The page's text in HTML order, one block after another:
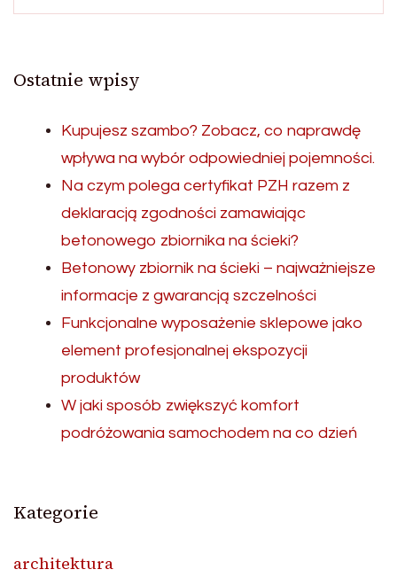
Ostatnie wpisy
Kupujesz szambo? Zobacz, co naprawdę
wpływa na wybór odpowiedniej pojemności.
Na czym polega certyfikat PZH razem z
deklaracją zgodności zamawiając
betonowego zbiornika na ścieki?
Betonowy zbiornik na ścieki – najważniejsze
informacje z gwarancją szczelności
Funkcjonalne wyposażenie sklepowe jako
element profesjonalnej ekspozycji
produktów
W jaki sposób zwiększyć komfort
podróżowania samochodem na co dzień
Kategorie
architektura